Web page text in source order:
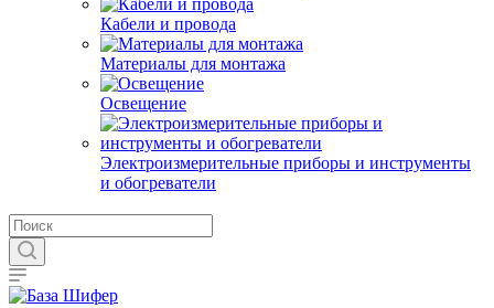
Кабели и провода
Материалы для монтажа
Освещение
Электроизмерительные приборы и инструменты
и обогреватели